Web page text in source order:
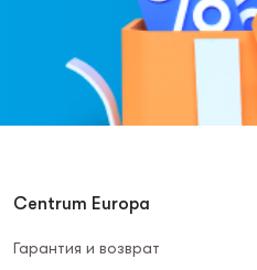
Centrum Europa
Гарантия и возврат